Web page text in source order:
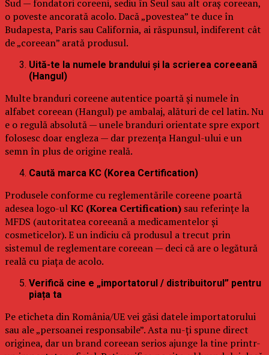
Sud — fondatori coreeni, sediu în Seul sau alt oraș coreean,
o poveste ancorată acolo. Dacă „povestea” te duce în
Budapesta, Paris sau California, ai răspunsul, indiferent cât
de „coreean” arată produsul.
Uită-te la numele brandului și la scrierea coreeană
(Hangul)
Multe branduri coreene autentice poartă și numele în
alfabet coreean (Hangul) pe ambalaj, alături de cel latin. Nu
e o regulă absolută — unele branduri orientate spre export
folosesc doar engleza — dar prezența Hangul-ului e un
semn în plus de origine reală.
Caută marca KC (Korea Certification)
Produsele conforme cu reglementările coreene poartă
adesea logo-ulKC (Korea Certification) sau referințe la
MFDS (autoritatea coreeană a medicamentelor și
cosmeticelor). E un indiciu că produsul a trecut prin
sistemul de reglementare coreean — deci că are o legătură
reală cu piața de acolo.
Verifică cine e „importatorul / distribuitorul” pentru
piața ta
Pe eticheta din România/UE vei găsi datele importatorului
sau ale „persoanei responsabile”. Asta nu-ți spune direct
originea, dar un brand coreean serios ajunge la tine printr-